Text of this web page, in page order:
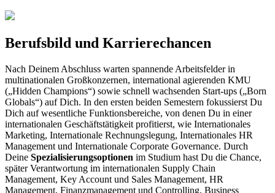
Berufsbild und Karrierechancen
Nach Deinem Abschluss warten spannende Arbeitsfelder in
multinationalen Großkonzernen, international agierenden KMU
(„Hidden Champions“) sowie schnell wachsenden Start-ups („Born
Globals“) auf Dich. In den ersten beiden Semestern fokussierst Du
Dich auf wesentliche Funktionsbereiche, von denen Du in einer
internationalen Geschäftstätigkeit profitierst, wie Internationales
Marketing, Internationale Rechnungslegung, Internationales HR
Management und Internationale Corporate Governance. Durch
Deine Spezialisierungsoptionen im Studium hast Du die Chance,
später Verantwortung im internationalen Supply Chain
Management, Key Account und Sales Management, HR
Management, Finanzmanagement und Controlling, Business